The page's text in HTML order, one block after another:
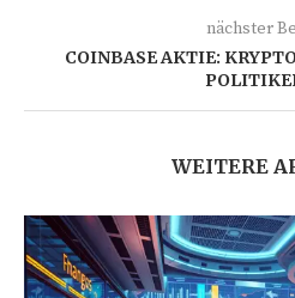
nächster
COINBASE AKTIE:
WEITERE